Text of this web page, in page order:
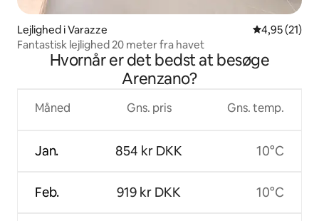
Lejlighed i Varazze 4,95 ud af 5
4,95 (21)
Fantastisk lejlighed 20 meter fra havet
Hvornår er det bedst at besøge
Arenzano?
Måned
Jan.
Feb.
Gns. pris
854 kr DKK
919 kr DKK
Gns. temp.
10°C
10°C